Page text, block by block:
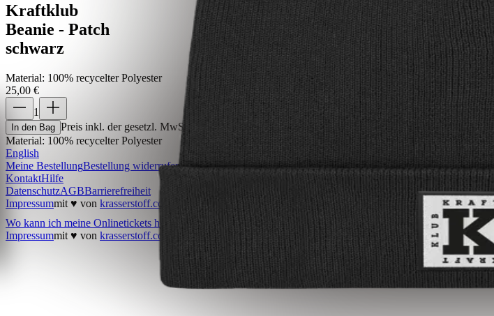
Kraftklub
Beanie - Patch
schwarz
Material: 100% recycelter Polyester
25,00 €
1
In den Bag Preis inkl. der gesetzl. MwSt., zzgl. 5,99 € Versandkosten
Material: 100% recycelter Polyester
English
Meine BestellungBestellung widerrufen
KontaktHilfe
DatenschutzAGBBarrierefreiheit
Impressummit ♥ von krasserstoff.com
Wo kann ich meine Onlinetickets herunterladen?
Was kostet der Versand? Wie lange ist die Lieferzeit?
Impressummit ♥ von krasserstoff.com